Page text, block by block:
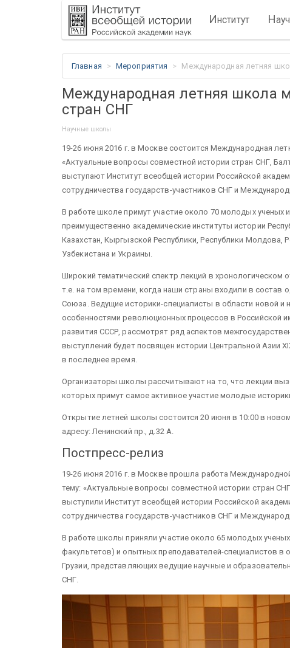
Институт Н
Главная Мероприятия Международная летняя
Международная летняя школа
стран СНГ
Научные школы
19-26 июня 2016 г. в Москве состоится Международная
«Актуальные вопросы совместной истории стран СНГ,
выступают Институт всеобщей истории Российской
сотрудничества государств-участников СНГ и
В работе школе примут участие около 70 молодых
преимущественно академические институты истории
Казахстан, Кыргызской Республики, Республики Молдова,
Узбекистана и Украины.
Широкий тематический спектр лекций в хронологическом
т.е. на том времени, когда наши страны входили в состав
Союза. Ведущие историки-специалисты в области новой
особенностями революционных процессов в Российской
развития СССР, рассмотрят ряд аспектов
выступлений будет посвящен истории Центральной Азии
в последнее время.
Организаторы школы рассчитывают на то, что лекции
которых примут самое активное участие молодые
Открытие летней школы состоится 20 июня в 10:00 в
адресу: Ленинский пр., д.32 А.
Постпресс-релиз
19-26 июня 2016 г. в Москве прошла работа
тему: «Актуальные вопросы совместной истории стран
выступили Институт всеобщей истории Российской
сотрудничества государств-участников СНГ и
В работе школы приняли участие около 65 молодых
факультетов) и опытных преподавателей-специалистов в
Грузии, представляющих ведущие научные и
СНГ.